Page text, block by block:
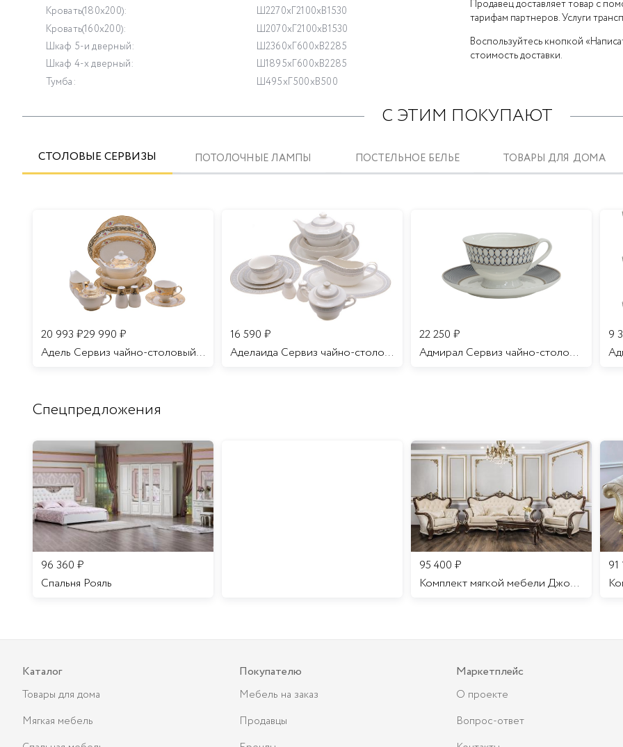
Кровать(180х200):
Ш2270xГ2100xВ1530
Кровать(160х200):
Ш2070xГ2100xВ1530
Шкаф 5-и дверный:
Ш2360хГ600хВ2285
Шкаф 4-х дверный:
Ш1895хГ600хВ2285
Тумба:
Ш495хГ500хВ500
Продавец доставляет товар с
тарифам партнеров. Услуги
Воспользуйтесь кнопкой
стоимость доставки.
С ЭТИМ ПОКУПАЮТ
СТОЛОВЫЕ СЕРВИЗЫ ПОТОЛОЧНЫЕ ЛАМПЫ ПОСТЕЛЬНОЕ БЕЛЬЕ ТОВАРЫ ДЛЯ ДОМА
20 993 ₽29 990 ₽
Адель Сервиз чайно-столовый 12 персон 70 предметов/1
16 590 ₽
Аделаида Сервиз чайно-столовый 12 персон 69 предметов/1
22 250 ₽
Адмирал Сервиз чайно-столовый 12 персон 70 предметов/1
9
Спецпредложения
96 360 ₽
Спальня Рояль
95 400 ₽
Комплект мягкой мебели Джоконда
91
Каталог
Товары для дома
Мягкая мебель
Покупателю
Мебель на заказ
Продавцы
Маркетплейс
О проекте
Вопрос-ответ